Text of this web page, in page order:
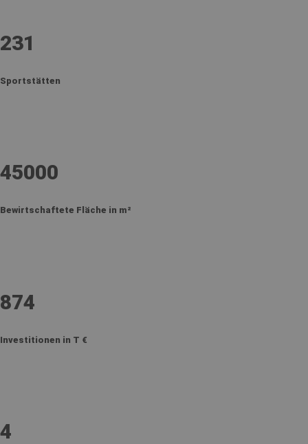
231
Sportstätten
45000
Bewirtschaftete Fläche in m²
874
Investitionen in T €
4